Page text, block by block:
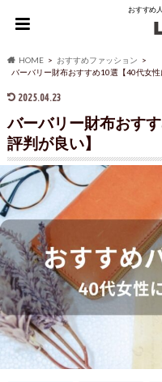
おすすめ
HOME
おすすめファッション
バーバリー財布おすすめ10選【40代女性
2025.04.23
バーバリー財布おす
評判が良い】